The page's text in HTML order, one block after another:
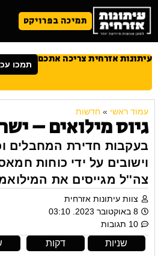
תמיכה בפרויקט
עיתונות אזרחית צריכה אתכם תמכו
עמוד ראשי » חדשות
גיוס מילואים –
בעקבות חדירת המחבלים
וישובים על ידי כוחות
צה''ל מגייסים את
צוות עיתונות אזרחית
8 באוקטובר 2023. 03:10
10 תגובות
דקות שניות